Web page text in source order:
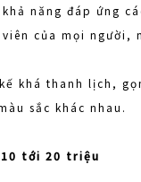
năng đáp ứng
của mọi người,
khá thanh lịch,
sắc khác nhau.
tới 20 triệu